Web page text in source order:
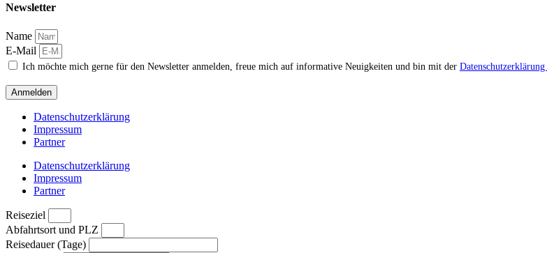
Newsletter
Name
E-Mail
Ich möchte mich gerne für den Newsletter anmelden, freue mich auf informative Neuigkeiten und bin mit der Datenschutzerklärung
Anmelden
Datenschutzerklärung
Impressum
Partner
Datenschutzerklärung
Impressum
Partner
Reiseziel
Abfahrtsort und PLZ
Reisedauer (Tage)